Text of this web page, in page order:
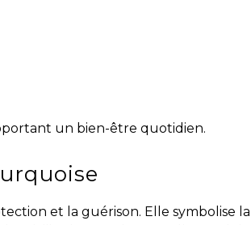
un bien-être quotidien.
et la guérison. Elle symbolise la